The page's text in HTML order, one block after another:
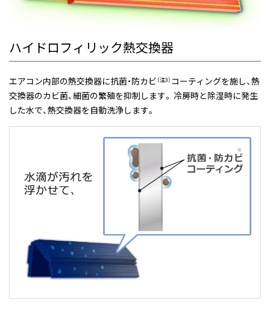
ハイドロフィリック熱交換器
エアコン内部の熱交換器に抗菌・防カビ（注3） コーティングを施し、熱
交換器のカビ菌、細菌の繁殖を抑制します。 冷房時と除湿時に発生
した水で、熱交換器を自動洗浄します。